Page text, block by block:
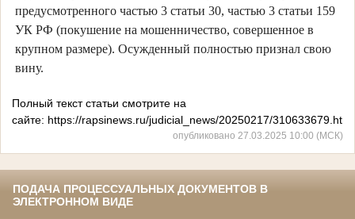
предусмотренного частью 3 статьи 30, частью 3 статьи 159
УК РФ (покушение на мошенничество, совершенное в
крупном размере). Осужденный полностью признал свою
вину.
Полный текст статьи смотрите на
сайте: https://rapsinews.ru/judicial_news/20250217/310633679.html
опубликовано 27.03.2025 10:00 (МСК)
ПОДАЧА ПРОЦЕССУАЛЬНЫХ ДОКУМЕНТОВ В
ЭЛЕКТРОННОМ ВИДЕ